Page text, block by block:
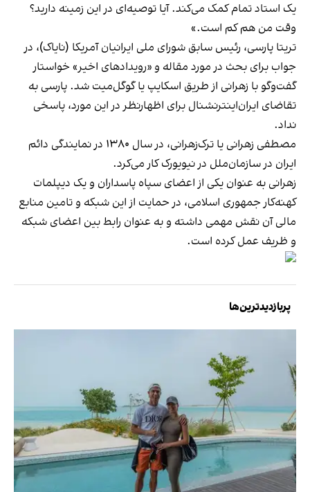
یک استاد تمام کمک می‌کند. آیا توصیه‌‌ای در این زمینه دارید؟
وقت من هم کم است.»
تریتا پارسی، رئیس سابق شورای ملی ایرانیان آمریکا (نایاک)، در
جواب برای بحث در مورد مقاله و «رویدادهای اخیر» خواستار
گفت‌وگو با زهرانی از طریق اسکایپ یا گوگل‌میت شد. پارسی به
تقاضای ایران‌اینترنشنال برای اظهارنظر در این مورد، پاسخی
نداد.
مصطفی زهرانی یا ترک‌زهرانی، در سال ۱۳۸۰ در نمایندگی دائم
ایران در سازمان‌ملل در نیویورک کار می‌کرد.
زهرانی به عنوان یکی از اعضای سپاه پاسداران و یک دیپلمات
کهنه‌کار جمهوری اسلامی، در حمایت از این شبکه و تامین منابع
مالی آن نقش مهمی داشته و به عنوان رابط بین اعضای شبکه
و ظریف عمل کرده است.
پربازدیدترین‌ها